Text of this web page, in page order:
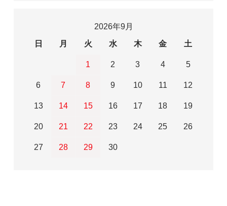
2026年9月
日
月 火 水 木 金 土
1 2 3 4 5
6 7 8 9 10 11 12
13 14 15 16 17 18 19
20 21 22 23 24 25 26
27 28 29 30